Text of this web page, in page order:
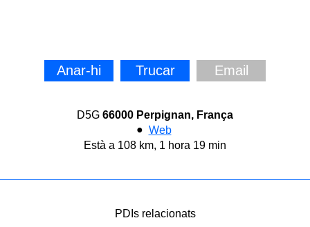
Anar-hi Trucar Email
D5G 66000 Perpignan, França
● Web
Està a 108 km, 1 hora 19 min
PDIs relacionats